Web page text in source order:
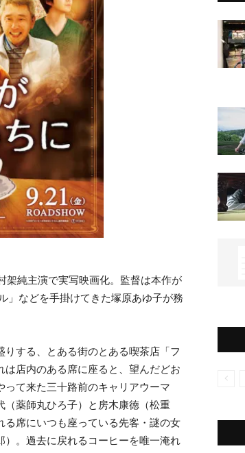
架純主演で実写映画化。監督は本作が
」などを手掛けてきた塚原あゆ子が務
する、とある街のとある喫茶店「フ
店内のある席に座ると、望んだどお
って来た三十路前のキャリアウーマ
（薬師丸ひろ子）と房木康徳（松重
席にいつも座っている先客・謎の女
）。過去に戻れるコーヒーを唯一淹れ